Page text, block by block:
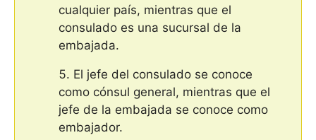
cualquier país, mientras que el
consulado es una sucursal de la
embajada.
El jefe del consulado se conoce
como cónsul general, mientras que el
jefe de la embajada se conoce como
embajador.